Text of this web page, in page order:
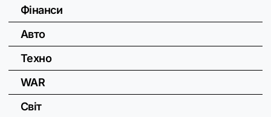
Фінанси
Авто
Техно
WAR
Світ